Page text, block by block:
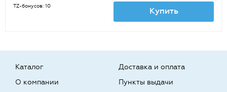
TZ-бонусов: 10 Купить
Каталог
О компании
Доставка и оплата
Пункты выдачи